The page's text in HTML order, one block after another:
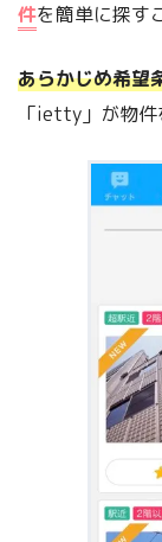
件を簡単に探す
あらかじめ希望
「ietty」が物件